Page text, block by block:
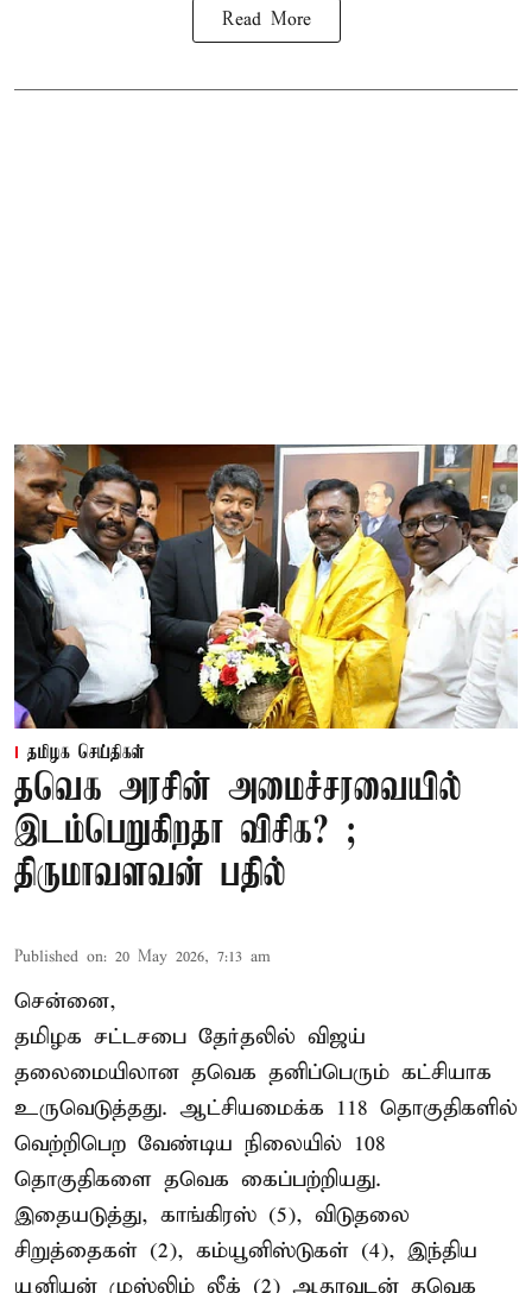
Read More
தமிழக செய்திகள்
தவெக அரசின் அமைச்சரவையில்
இடம்பெறுகிறதா விசிக? ;
திருமாவளவன் பதில்
Published on: 20 May 2026, 7:13 am
சென்னை,
தமிழக சட்டசபை தேர்தலில் விஜய்
தலைமையிலான தவெக தனிப்பெரும் கட்சியாக
உருவெடுத்தது. ஆட்சியமைக்க 118 தொகுதிகளில்
வெற்றிபெற வேண்டிய நிலையில் 108
தொகுதிகளை தவெக கைப்பற்றியது.
இதையடுத்து, காங்கிரஸ் (5), விடுதலை
சிறுத்தைகள் (2), கம்யூனிஸ்டுகள் (4), இந்திய
யூனியன் முஸ்லிம் லீக் (2) ஆதரவுடன் தவெக